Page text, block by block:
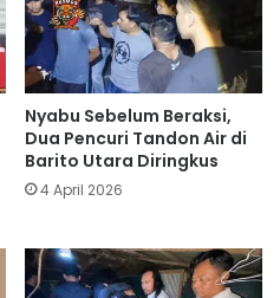
Nyabu Sebelum Beraksi,
Dua Pencuri Tandon Air di
Barito Utara Diringkus
4 April 2026